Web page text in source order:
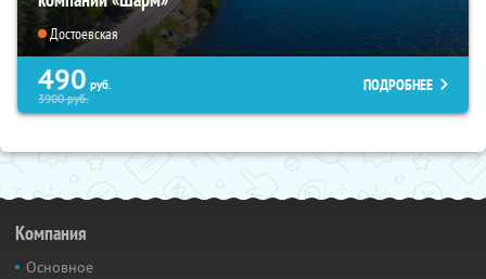
Достоевская
490 руб.
3900руб.
ПОДРОБНЕЕ
Компания
Основное